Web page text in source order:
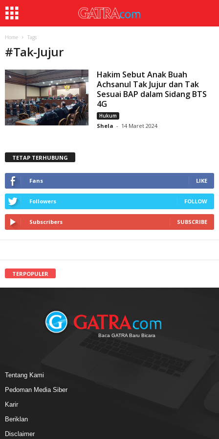
Home Tags
#Tak-Jujur
Hakim Sebut Anak Buah
Achsanul Tak Jujur dan Tak
Sesuai BAP dalam Sidang BTS
4G
Hukum
Shela - 14 Maret 2024
TETAP TERHUBUNG
Fans LIKE
Followers FOLLOW
Subscribers SUBSCRIBE
TERPOPULER
Baca GATRA Baru Bicara
Tentang Kami
Pedoman Media Siber
Karir
Beriklan
Disclaimer